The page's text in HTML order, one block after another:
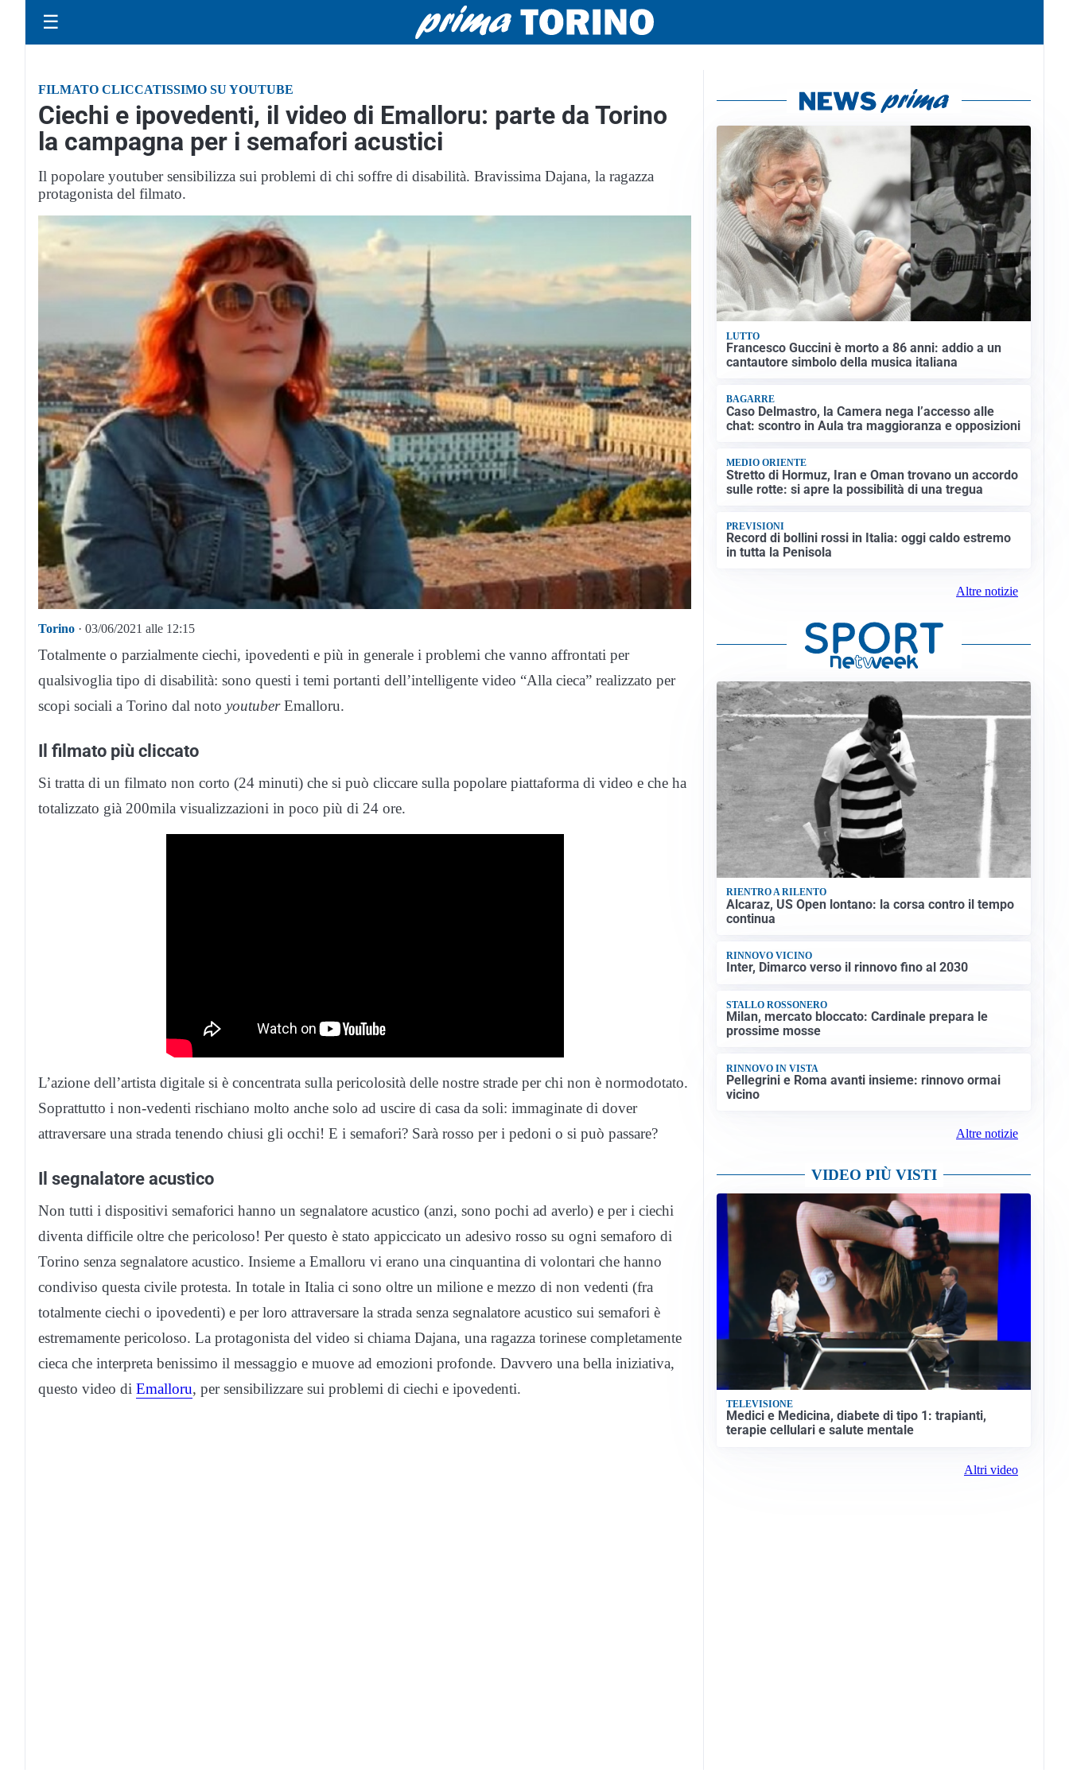
☰
FILMATO CLICCATISSIMO SU YOUTUBE
Ciechi e ipovedenti, il video di Emalloru: parte da Torino
la campagna per i semafori acustici
Il popolare youtuber sensibilizza sui problemi di chi soffre di disabilità. Bravissima Dajana, la ragazza
protagonista del filmato.
Torino · 03/06/2021 alle 12:15
Totalmente o parzialmente ciechi, ipovedenti e più in generale i problemi che vanno affrontati per
qualsivoglia tipo di disabilità: sono questi i temi portanti dell’intelligente video “Alla cieca” realizzato per
scopi sociali a Torino dal noto youtuberEmalloru.
Il filmato più cliccato
Si tratta di un filmato non corto (24 minuti) che si può cliccare sulla popolare piattaforma di video e che ha
totalizzato già 200mila visualizzazioni in poco più di 24 ore.
L’azione dell’artista digitale si è concentrata sulla pericolosità delle nostre strade per chi non è normodotato.
Soprattutto i non-vedenti rischiano molto anche solo ad uscire di casa da soli: immaginate di dover
attraversare una strada tenendo chiusi gli occhi! E i semafori? Sarà rosso per i pedoni o si può passare?
Il segnalatore acustico
Non tutti i dispositivi semaforici hanno un segnalatore acustico (anzi, sono pochi ad averlo) e per i ciechi
diventa difficile oltre che pericoloso! Per questo è stato appiccicato un adesivo rosso su ogni semaforo di
Torino senza segnalatore acustico. Insieme a Emalloru vi erano una cinquantina di volontari che hanno
condiviso questa civile protesta. In totale in Italia ci sono oltre un milione e mezzo di non vedenti (fra
totalmente ciechi o ipovedenti) e per loro attraversare la strada senza segnalatore acustico sui semafori è
estremamente pericoloso. La protagonista del video si chiama Dajana, una ragazza torinese completamente
cieca che interpreta benissimo il messaggio e muove ad emozioni profonde. Davvero una bella iniziativa,
questo video di Emalloru, per sensibilizzare sui problemi di ciechi e ipovedenti.
LUTTO
Francesco Guccini è morto a 86 anni: addio a un
cantautore simbolo della musica italiana
BAGARRE
Caso Delmastro, la Camera nega l’accesso alle
chat: scontro in Aula tra maggioranza e opposizioni
MEDIO ORIENTE
Stretto di Hormuz, Iran e Oman trovano un accordo
sulle rotte: si apre la possibilità di una tregua
PREVISIONI
Record di bollini rossi in Italia: oggi caldo estremo
in tutta la Penisola
Altre notizie
RIENTRO A RILENTO
Alcaraz, US Open lontano: la corsa contro il tempo
continua
RINNOVO VICINO
Inter, Dimarco verso il rinnovo fino al 2030
STALLO ROSSONERO
Milan, mercato bloccato: Cardinale prepara le
prossime mosse
RINNOVO IN VISTA
Pellegrini e Roma avanti insieme: rinnovo ormai
vicino
Altre notizie
VIDEO PIÙ VISTI
TELEVISIONE
Medici e Medicina, diabete di tipo 1: trapianti,
terapie cellulari e salute mentale
Altri video